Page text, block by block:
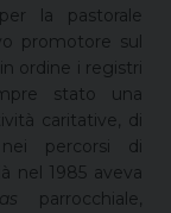
la pastorale
promotore sul
ordine i registri
stato una
caritative, di
percorsi di
nel 1985 aveva
parrocchiale,